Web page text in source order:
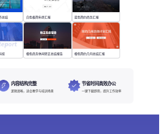
总结 白色极简年终汇报 蓝色简约商务汇报
技 橙色商务休闲转正总结报告 橙色简约几何总结汇报
内容结构完整
逻辑清晰，适合教学与培训场景
节省时间高效办公
一键下载即用，提升工作效率